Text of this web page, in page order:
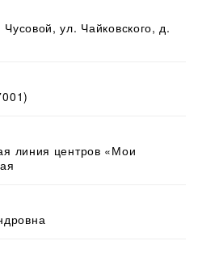
ул. Чайковского, д.
линия центров «Мои